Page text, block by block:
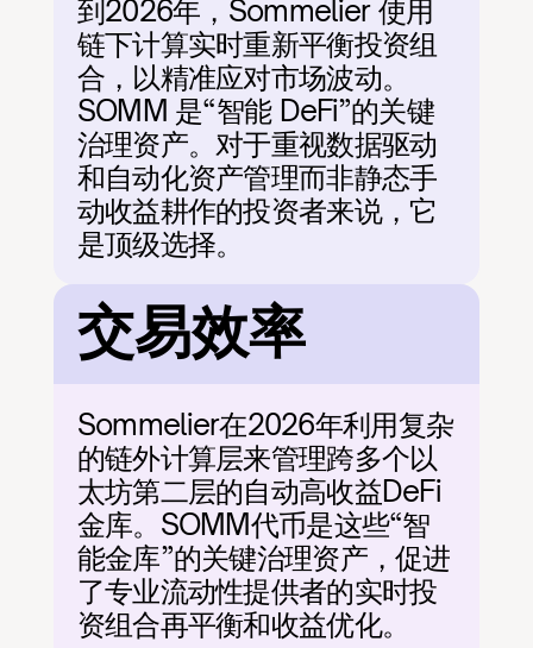
到2026年，Sommelier 使用
链下计算实时重新平衡投资组
合，以精准应对市场波动。
SOMM 是“智能 DeFi”的关键
治理资产。对于重视数据驱动
和自动化资产管理而非静态手
动收益耕作的投资者来说，它
是顶级选择。
交易效率
Sommelier在2026年利用复杂
的链外计算层来管理跨多个以
太坊第二层的自动高收益DeFi
金库。SOMM代币是这些“智
能金库”的关键治理资产，促进
了专业流动性提供者的实时投
资组合再平衡和收益优化。